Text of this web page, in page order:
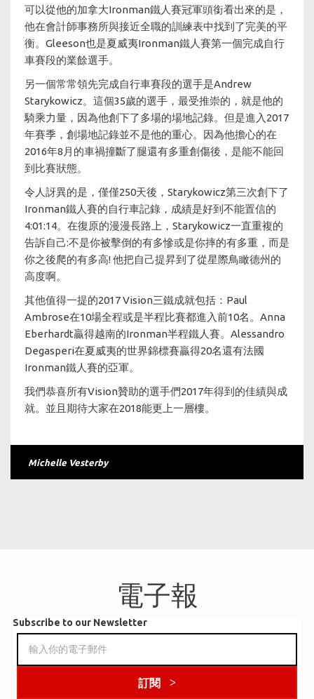
可以從他的加拿大Ironman鐵人賽冠軍頭銜看出來的是，
他在會計師事務所與接近全職的訓練表中找到了完美的平
衡。Gleeson也是夏威夷Ironman鐵人賽第一個完成自行
車賽段的業餘選手。
另一個常常領先完成自行車賽段的選手是Andrew
Starykowicz。這個35歲的選手，最受推崇的，就是他的
騎乘力量，因為他創下了多場的場地記錄。但是進入2017
年賽季，創場地記錄並不是他的重心。因為他擔心的在
2016年8月的車禍撞斷了腿還有多重創傷後，是能不能回
到比賽狀態。
令人訝異的是，僅僅250天後，Starykowicz第三次創下了
Ironman鐵人賽的自行車記錄，成績是好到不能置信的
4:01:14。在復原的漫漫長路上，Starykowicz一直重複的
告訴自己:不是你被擊倒的有多慘或是你摔的有多重，而是
你之後爬的有多高! 他把自己提昇到了從星際鳥瞰德州的
高度啊。
其他值得一提的2017 Vision三鐵成就包括：Paul
Ambrose在10場全程或是半程比賽都進入前10名。Anna
Eberhardt贏得越南的Ironman半程鐵人賽。Alessandro
Degasperi在夏威夷的世界錦標賽贏得20名還有法國
Ironman鐵人賽的亞軍。
我們恭喜所有Vision贊助的選手們2017年得到的佳績與成
就。並且期待大家在2018能更上一層樓。
Michelle Vesterby
電子報
Subscribe to our Newsletter
訂閱